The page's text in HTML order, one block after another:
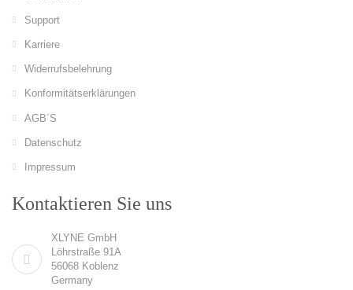
Support
Karriere
Widerrufsbelehrung
Konformitätserklärungen
AGB´S
Datenschutz
Impressum
Kontaktieren Sie uns
XLYNE GmbH
Löhrstraße 91A
56068 Koblenz
Germany